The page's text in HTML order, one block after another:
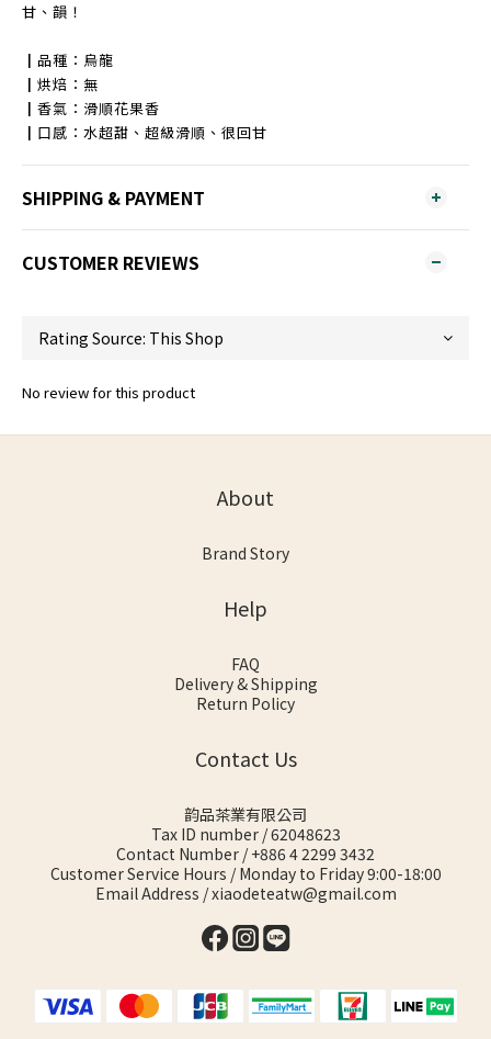
甘、韻！
┃品種：烏龍
┃烘焙：無
┃香氣：滑順花果香
┃口感：水超甜、超級滑順、很回甘
SHIPPING & PAYMENT
CUSTOMER REVIEWS
No review for this product
About
Brand Story
Help
FAQ
Delivery & Shipping
Return Policy
Contact Us
韵品茶業有限公司
Tax ID number / 62048623
Contact Number / +886 4 2299 3432
Customer Service Hours / Monday to Friday 9:00-18:00
Email Address / xiaodeteatw@gmail.com